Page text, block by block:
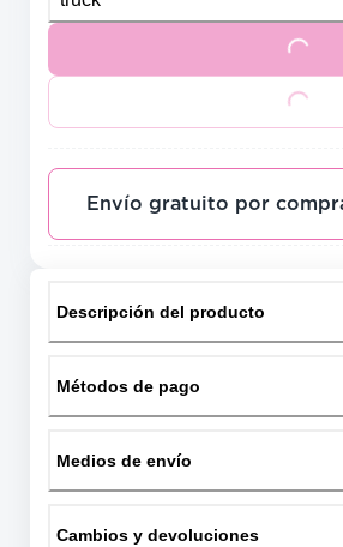
Envío gratuito por
Descripción del producto
Métodos de pago
Medios de envío
Cambios y devoluciones